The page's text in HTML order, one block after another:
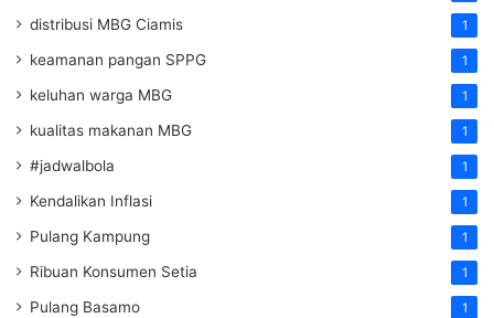
distribusi MBG Ciamis 1
keamanan pangan SPPG 1
keluhan warga MBG 1
kualitas makanan MBG 1
#jadwalbola 1
Kendalikan Inflasi 1
Pulang Kampung 1
Ribuan Konsumen Setia 1
Pulang Basamo 1